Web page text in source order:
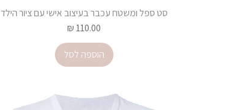
סט ספל ומשטח עכבר בעיצוב אישי עם ציור הילד
מחיר
הוספה לסל